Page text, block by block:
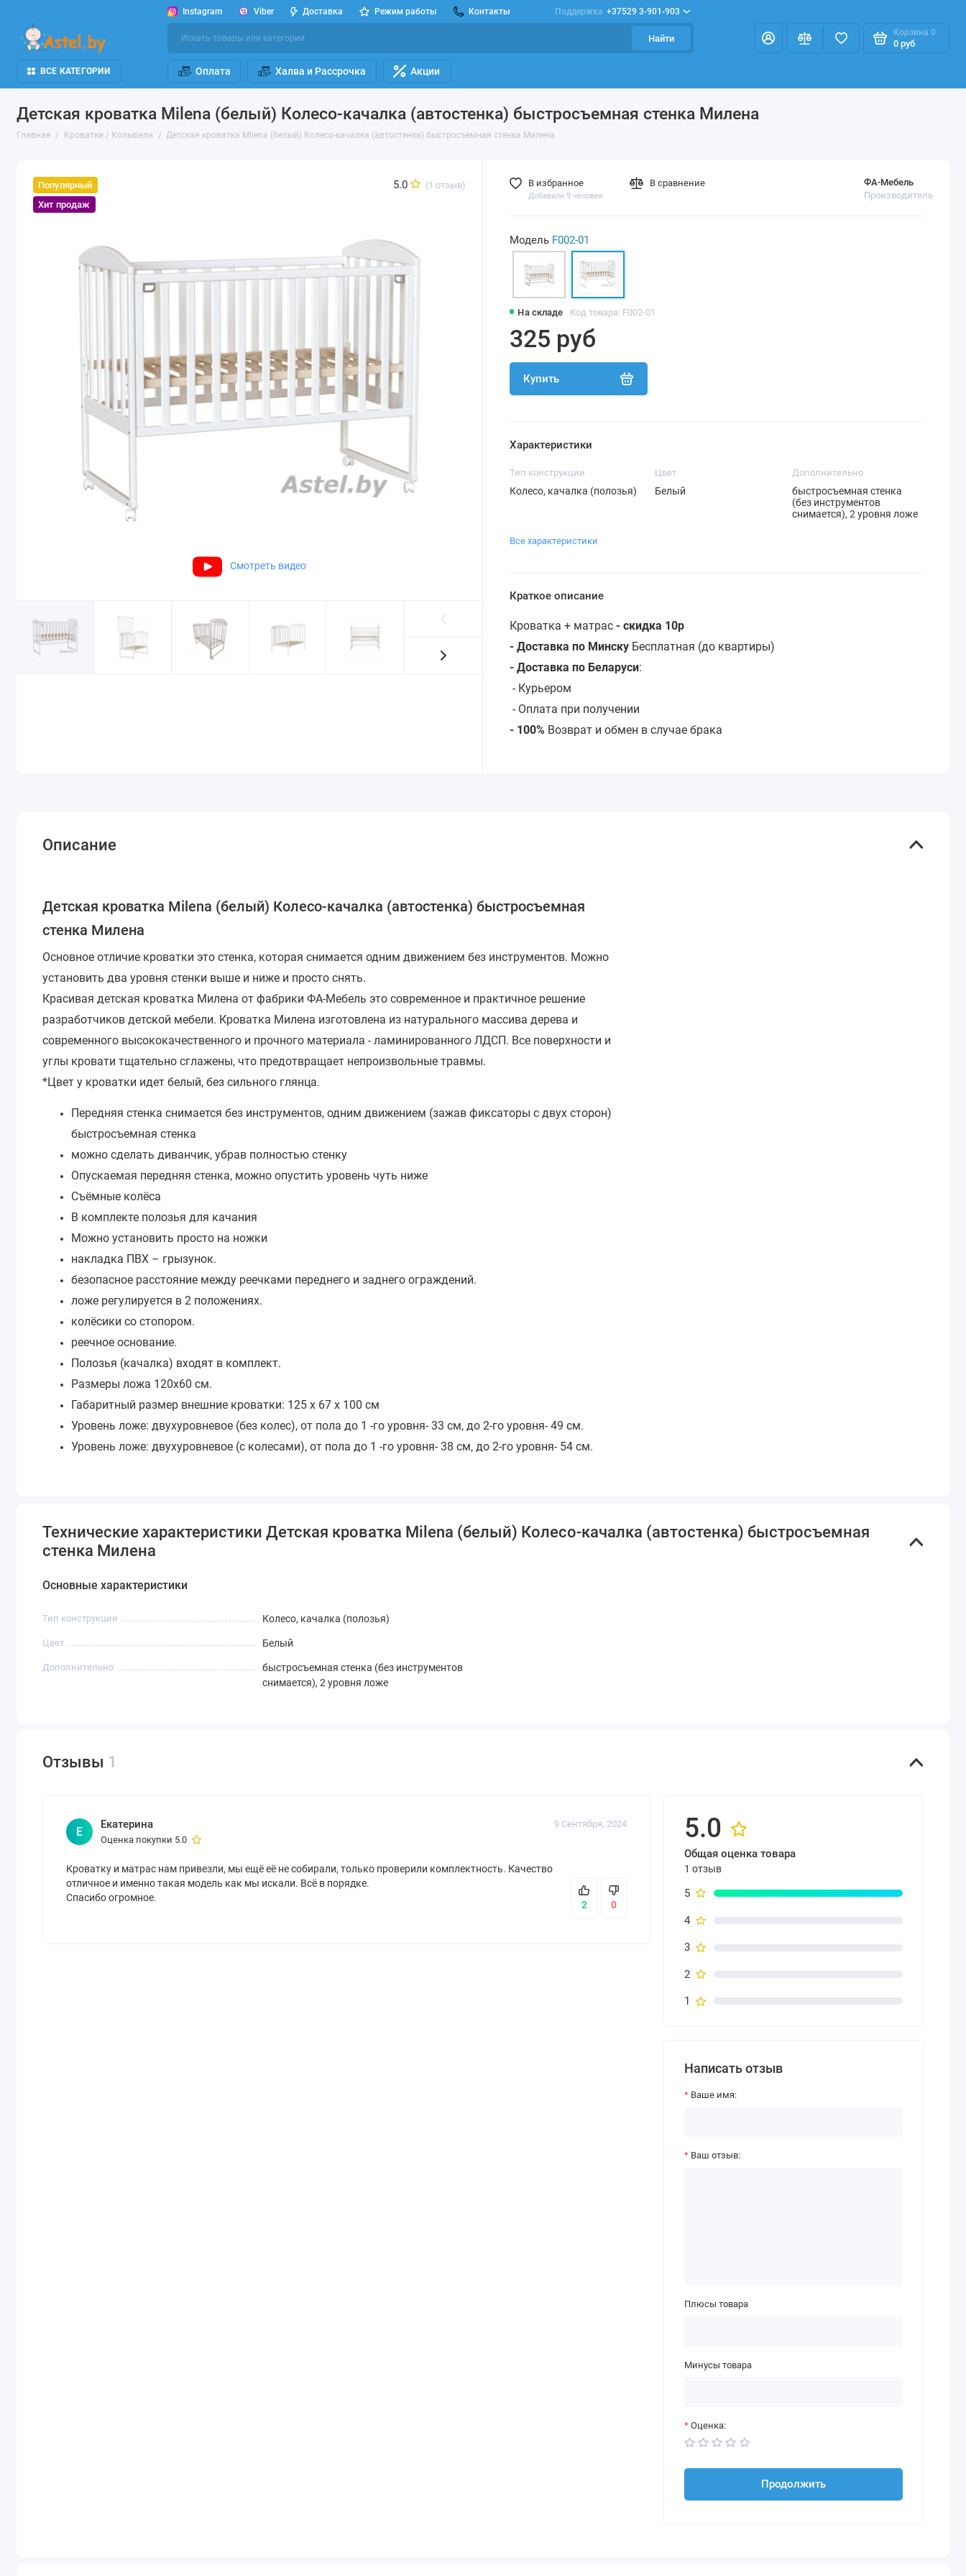
Instagram Viber Доставка Режим работы Контакты Поддержка +37529 3-901-903
Найти
Корзина 0
0 руб
ВСЕ КАТЕГОРИИ Оплата Халва и Рассрочка Акции
Детская кроватка Milena (белый) Колесо-качалка (автостенка) быстросъемная стенка Милена
Главная Кроватки / Колыбели Детская кроватка Milena (белый) Колесо-качалка (автостенка) быстросъемная стенка Милена
Популярный
Хит продаж
5.0 (1 отзыв)
Смотреть видео
На складе Код товара: F002-01
ФА-Мебель
Производитель
325 руб
Купить
В избранное
Добавили 9 человек
В сравнение
Модель F002-01
Характеристики
Тип конструкции
Колесо, качалка (полозья)
Цвет
Белый
Дополнительно
быстросъемная стенка
(без инструментов
снимается), 2 уровня ложе
Все характеристики
Краткое описание
Кроватка + матрас - скидка 10р
- Доставка по МинскуБесплатная (до квартиры)
- Доставка по Беларуси:
- Курьером
- Оплата при получении
- 100% Возврат и обмен в случае брака
Описание
Детская кроватка Milena (белый) Колесо-качалка (автостенка) быстросъемная
стенка Милена
Основное отличие кроватки это стенка, которая снимается одним движением без инструментов. Можно
установить два уровня стенки выше и ниже и просто снять.
Красивая детская кроватка Милена от фабрики ФА-Мебель это современное и практичное решение
разработчиков детской мебели. Кроватка Милена изготовлена из натурального массива дерева и
современного высококачественного и прочного материала - ламинированного ЛДСП. Все поверхности и
углы кровати тщательно сглажены, что предотвращает непроизвольные травмы.
*Цвет у кроватки идет белый, без сильного глянца.
Передняя стенка снимается без инструментов, одним движением (зажав фиксаторы с двух сторон)
быстросъемная стенка
можно сделать диванчик, убрав полностью стенку
Опускаемая передняя стенка, можно опустить уровень чуть ниже
Съёмные колёса
В комплекте полозья для качания
Можно установить просто на ножки
накладка ПВХ – грызунок.
безопасное расстояние между реечками переднего и заднего ограждений.
ложе регулируется в 2 положениях.
колёсики со стопором.
реечное основание.
Полозья (качалка) входят в комплект.
Размеры ложа 120х60 см.
Габаритный размер внешние кроватки: 125 x 67 x 100 см
Уровень ложе: двухуровневое (без колес), от пола до 1 -го уровня- 33 см, до 2-го уровня- 49 см.
Уровень ложе: двухуровневое (с колесами), от пола до 1 -го уровня- 38 см, до 2-го уровня- 54 см.
Технические характеристики Детская кроватка Milena (белый) Колесо-качалка (автостенка) быстросъемная
стенка Милена
Основные характеристики
Тип конструкции Колесо, качалка (полозья)
Цвет Белый
Дополнительно
быстросъемная стенка (без инструментов
снимается), 2 уровня ложе
Отзывы 1
Е
Екатерина
Оценка покупки 5.0
9 Сентября, 2024
Кроватку и матрас нам привезли, мы ещё её не собирали, только проверили комплектность. Качество
отличное и именно такая модель как мы искали. Всё в порядке.
Спасибо огромное.
2 0
5.0
Общая оценка товара
1 отзыв
5
4
3
2
1
Написать отзыв
Ваше имя:
Ваш отзыв:
Плюсы товара
Минусы товара
Оценка:
Продолжить